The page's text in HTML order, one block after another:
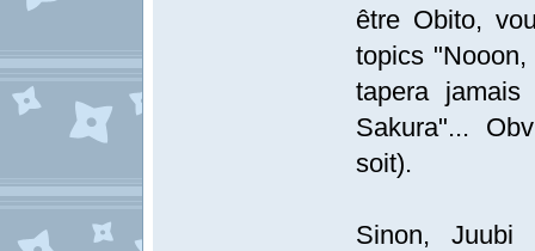
être Obito,
topics
tapera
Sakura"...
soit).
Sinon,